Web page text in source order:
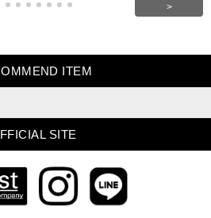
>
ITEM
SITE